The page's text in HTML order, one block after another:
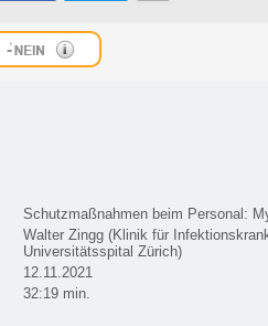
Schutzmaßnahmen beim Personal:
Walter Zingg (Klinik für
Universitätsspital Zürich)
12.11.2021
32:19 min.